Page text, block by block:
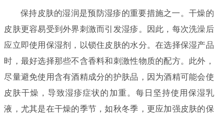
保持皮肤的湿润是预防湿疹的重要措施之一。干燥的
皮肤更容易受到外界刺激而引发湿疹。因此，每次洗澡后
应立即使用保湿剂，以锁住皮肤的水分。在选择保湿产品
时，最好选择那些不含香料和刺激性物质的配方。此外，
尽量避免使用含有酒精成分的护肤品，因为酒精可能会使
皮肤干燥，导致湿疹症状的加重。每日坚持使用保湿乳
液，尤其是在干燥的季节，如秋冬季，更应加强皮肤的保